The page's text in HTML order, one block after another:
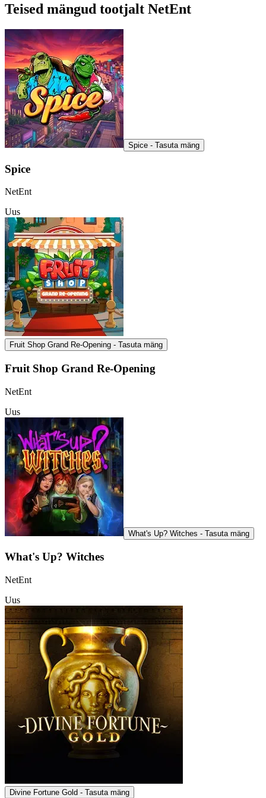
Teised mängud tootjalt NetEnt
Spice - Tasuta mäng
Spice
NetEnt
Uus
Fruit Shop Grand Re-Opening - Tasuta mäng
Fruit Shop Grand Re-Opening
NetEnt
Uus
What's Up? Witches - Tasuta mäng
What's Up? Witches
NetEnt
Uus
Divine Fortune Gold - Tasuta mäng